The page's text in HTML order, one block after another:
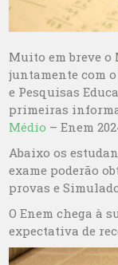
Muito em breve o
juntamente com
e Pesquisas
primeiras
Médio – Enem
Abaixo os
exame poderão
provas e
O Enem chega à
expectativa de